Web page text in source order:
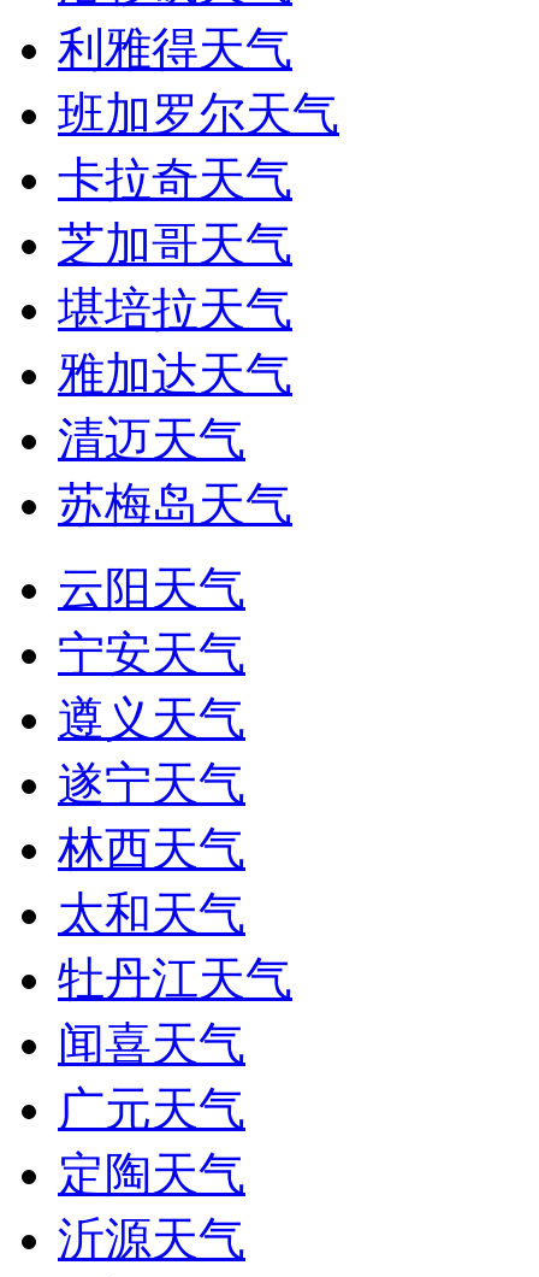
利雅得天气
班加罗尔天气
卡拉奇天气
芝加哥天气
堪培拉天气
雅加达天气
清迈天气
苏梅岛天气
云阳天气
宁安天气
遵义天气
遂宁天气
林西天气
太和天气
牡丹江天气
闻喜天气
广元天气
定陶天气
沂源天气